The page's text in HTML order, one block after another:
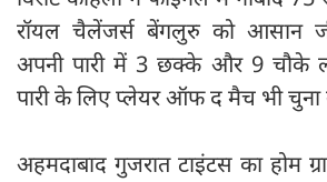
रॉयल चैलेंजर्स बेंगलुरु को आसान
अपनी पारी में 3 छक्के और 9 चौके
पारी के लिए प्लेयर ऑफ द मैच भी चुना
अहमदाबाद गुजरात टाइंटस का होम